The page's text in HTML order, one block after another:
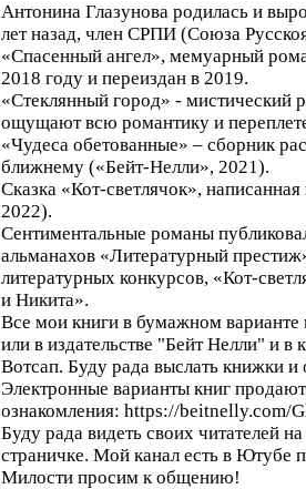
Антонина Глазунова родилась и
лет назад, член СРПИ (Союза
«Спасенный ангел», мемуарный
2018 году и переиздан в 2019.
«Стеклянный город» - мистический
ощущают всю романтику и
«Чудеса обетованные» – сборник
ближнему («Бейт-Нелли», 2021).
Сказка «Кот-светлячок»,
2022).
Сентиментальные романы
альманахов «Литературный
литературных конкурсов, «Кот-
и Никита».
Все мои книги в бумажном
или в издательстве "Бейт Нелли" и
Вотсап. Буду рада выслать книжки
Электронные варианты книг
ознакомления: https://beitnelly.com/
Буду рада видеть своих читателей
страничке. Мой канал есть в Ютубе
Милости просим к общению!